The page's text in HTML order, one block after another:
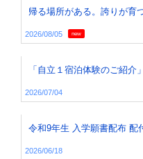
帰る場所がある。誇りが育
2026/08/05 new
「自立１宿泊体験のご紹介」
2026/07/04
令和9年生 入学願書配布 配
2026/06/18